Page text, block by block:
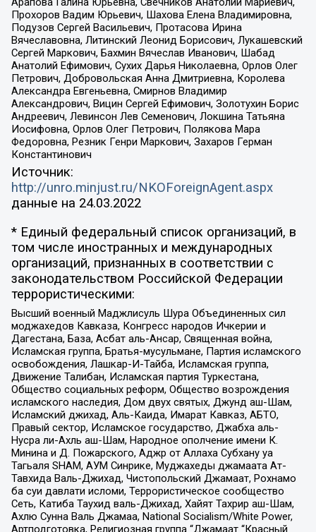
Прохоров Вадим Юрьевич, Шахова Елена Владимировна,
Подузов Сергей Васильевич, Протасова Ирина
Вячеславовна, Литинский Леонид Борисович, Лукашевский
Сергей Маркович, Бахмин Вячеслав Иванович, Шабад
Анатолий Ефимович, Сухих Дарья Николаевна, Орлов Олег
Петрович, Добровольская Анна Дмитриевна, Королева
Александра Евгеньевна, Смирнов Владимир
Александрович, Вицин Сергей Ефимович, Золотухин Борис
Андреевич, Левинсон Лев Семенович, Локшина Татьяна
Иосифовна, Орлов Олег Петрович, Полякова Мара
Федоровна, Резник Генри Маркович, Захаров Герман
Константинович
Источник:
http://unro.minjust.ru/NKOForeignAgent.aspx
данные на 24.03.2022
* Единый федеральный список организаций, в
том числе иностранных и международных
организаций, признанных в соответствии с
законодательством Российской Федерации
террористическими:
Высший военный Маджлисуль Шура Объединенных сил
моджахедов Кавказа, Конгресс народов Ичкерии и
Дагестана, База, Асбат аль-Ансар, Священная война,
Исламская группа, Братья-мусульмане, Партия исламского
освобождения, Лашкар-И-Тайба, Исламская группа,
Движение Талибан, Исламская партия Туркестана,
Общество социальных реформ, Общество возрождения
исламского наследия, Дом двух святых, Джунд аш-Шам,
Исламский джихад, Аль-Каида, Имарат Кавказ, АБТО,
Правый сектор, Исламское государство, Джабха аль-
Нусра ли-Ахль аш-Шам, Народное ополчение имени К.
Минина и Д. Пожарского, Аджр от Аллаха Субхану уа
Тагьаля SHAM, АУМ Синрике, Муджахеды джамаата Ат-
Тавхида Валь-Джихад, Чистопольский Джамаат, Рохнамо
ба суи давлати исломи, Террористическое сообщество
Сеть, Катиба Таухид валь-Джихад, Хайят Тахрир аш-Шам,
Ахлю Сунна Валь Джамаа, National Socialism/White Power,
Артподготовка, Религиозная группа “Джамаат “Красный